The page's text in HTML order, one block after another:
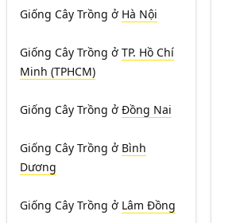
Giống Cây Trồng ở Hà Nội
Giống Cây Trồng ở TP. Hồ Chí
Minh (TPHCM)
Giống Cây Trồng ở Đồng Nai
Giống Cây Trồng ở Bình
Dương
Giống Cây Trồng ở Lâm Đồng